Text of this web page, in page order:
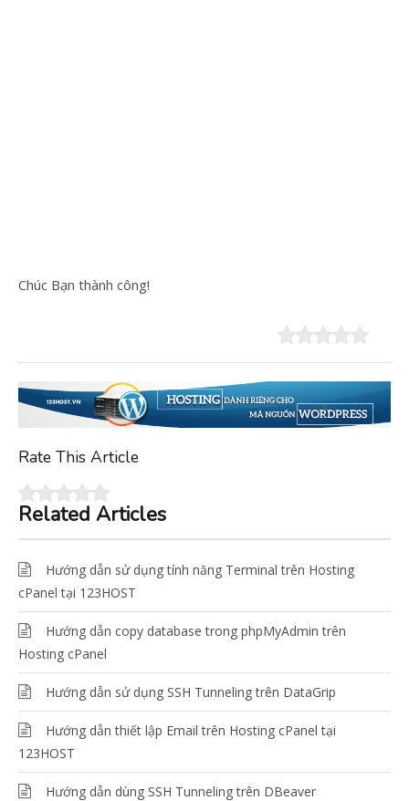
Chúc Bạn thành công!
Rate This Article
Related Articles
Hướng dẫn sử dụng tính năng Terminal trên Hosting
cPanel tại 123HOST
Hướng dẫn copy database trong phpMyAdmin trên
Hosting cPanel
Hướng dẫn sử dụng SSH Tunneling trên DataGrip
Hướng dẫn thiết lập Email trên Hosting cPanel tại
123HOST
Hướng dẫn dùng SSH Tunneling trên DBeaver